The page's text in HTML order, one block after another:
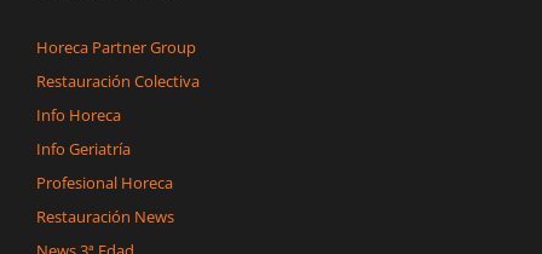
Horeca Partner Group
Restauración Colectiva
Info Horeca
Info Geriatría
Profesional Horeca
Restauración News